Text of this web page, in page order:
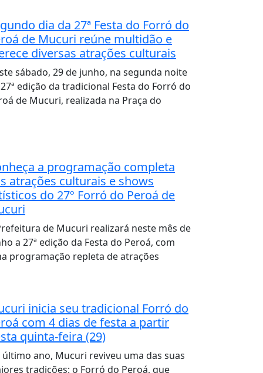
dia da 27ª Festa do Forró do
de Mucuri reúne multidão e
diversas atrações culturais
sábado, 29 de junho, na segunda noite
edição da tradicional Festa do Forró do
de Mucuri, realizada na Praça do
a programação completa
atrações culturais e shows
do 27º Forró do Peroá de
de Mucuri realizará neste mês de
a 27ª edição da Festa do Peroá, com
programação repleta de atrações
inicia seu tradicional Forró do
com 4 dias de festa a partir
quinta-feira (29)
último ano, Mucuri reviveu uma das suas
tradições: o Forró do Peroá, que